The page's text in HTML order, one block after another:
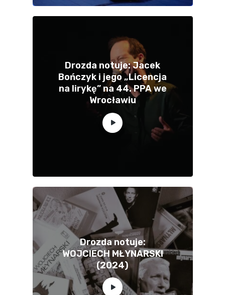
Drozda notuje: Jacek
Bończyk i jego „Licencja
na lirykę” na 44. PPA we
Wrocławiu
Drozda notuje:
WOJCIECH MŁYNARSKI
(2024)